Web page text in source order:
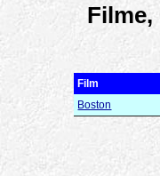
Film
Boston